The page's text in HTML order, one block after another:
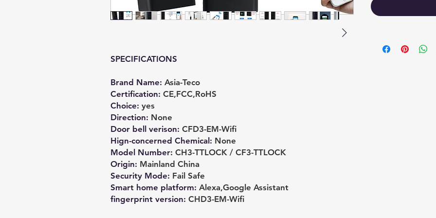
SPECIFICATIONS
Brand Name: Asia-Teco
Certification: CE,FCC,RoHS
Choice: yes
Direction: None
Door bell verison: CFD3-EM-Wifi
Hign-concerned Chemical : None
Model Number: CH3-TTLOCK / CF3-TTLOCK
Origin: Mainland China
Security Mode: Fail Safe
Smart home platform: Alexa,Google Assistant
fingerprint version: CHD3-EM-Wifi